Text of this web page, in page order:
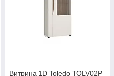
Витрина 1D Toledo TOLV02P